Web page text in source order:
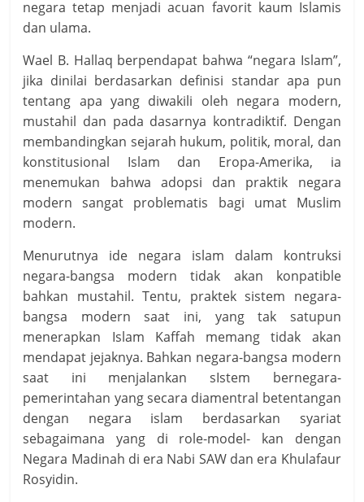
negara tetap menjadi acuan favorit kaum Islamis
dan ulama.
Wael B. Hallaq berpendapat bahwa “negara Islam”,
jika dinilai berdasarkan definisi standar apa pun
tentang apa yang diwakili oleh negara modern,
mustahil dan pada dasarnya kontradiktif. Dengan
membandingkan sejarah hukum, politik, moral, dan
konstitusional Islam dan Eropa-Amerika, ia
menemukan bahwa adopsi dan praktik negara
modern sangat problematis bagi umat Muslim
modern.
Menurutnya ide negara islam dalam kontruksi
negara-bangsa modern tidak akan konpatible
bahkan mustahil. Tentu, praktek sistem negara-
bangsa modern saat ini, yang tak satupun
menerapkan Islam Kaffah memang tidak akan
mendapat jejaknya. Bahkan negara-bangsa modern
saat ini menjalankan sIstem bernegara-
pemerintahan yang secara diamentral betentangan
dengan negara islam berdasarkan syariat
sebagaimana yang di role-model- kan dengan
Negara Madinah di era Nabi SAW dan era Khulafaur
Rosyidin.